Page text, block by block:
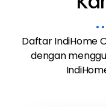
Daftar IndiHome
dengan